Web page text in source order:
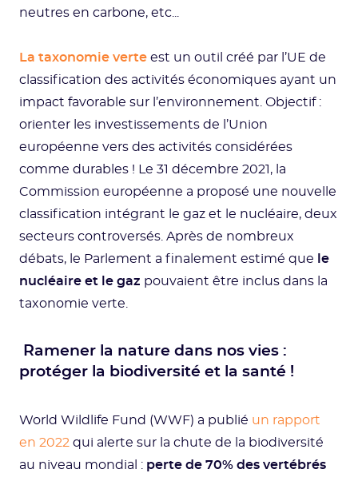
neutres en carbone, etc...
La taxonomie verte est un outil créé par l’UE de
classification des activités économiques ayant un
impact favorable sur l’environnement. Objectif :
orienter les investissements de l’Union
européenne vers des activités considérées
comme durables ! Le 31 décembre 2021, la
Commission européenne a proposé une nouvelle
classification intégrant le gaz et le nucléaire, deux
secteurs controversés. Après de nombreux
débats, le Parlement a finalement estimé que le
nucléaire et le gaz pouvaient être inclus dans la
taxonomie verte.
Ramener la nature dans nos vies :
protéger la biodiversité et la santé !
World Wildlife Fund (WWF) a publié un rapport
en 2022 qui alerte sur la chute de la biodiversité
au niveau mondial : perte de 70% des vertébrés